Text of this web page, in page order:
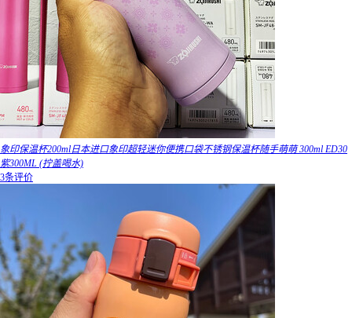
象印保温杯200ml日本进口象印超轻迷你便携口袋不锈钢保温杯随手萌萌 300ml ED30
紫300ML (拧盖喝水)
3条评价